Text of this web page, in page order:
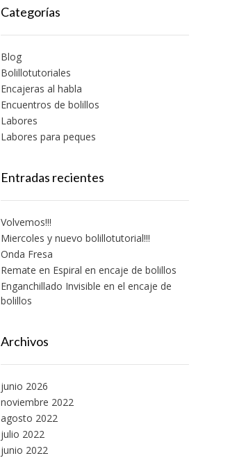
Categorías
Blog
Bolillotutoriales
Encajeras al habla
Encuentros de bolillos
Labores
Labores para peques
Entradas recientes
Volvemos!!!
Miercoles y nuevo bolillotutorial!!!
Onda Fresa
Remate en Espiral en encaje de bolillos
Enganchillado Invisible en el encaje de
bolillos
Archivos
junio 2026
noviembre 2022
agosto 2022
julio 2022
junio 2022